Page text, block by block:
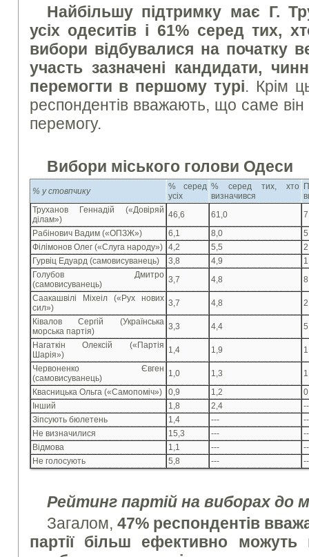
Найбільшу підтримку має Г.
усіх одеситів і 61% серед тих,
вибори відбувалися на початку
участь зазначені кандидати,
перемогти в першому турі. Крім
респондентів вважають, що саме
перемогу.
Вибори міського голови Одеси
% у стовпчику
% серед
усіх
% серед тих, хто
визначився
Труханов Геннадій («Довіряй
ділам»)
46,6 61,0
Рабінович Вадим («ОПЗЖ»)
6,1 8,0
Філімонов Олег («Слуга народу»)
4,2 5,5
Гурвіц Едуард (самовисуванець)
3,8 4,9
Голубов Дмитро
(самовисуванець)
3,7 4,8
Саакашвілі Міхеіл («Рух нових
сил»)
3,7 4,8
Ківалов Сергій (Українська
морська партія)
3,3 4,4
Нагаткін Олексій («Партія
Шарія»)
1,4 1,9
Червоненко Євген
(самовисуванець)
1,0 1,3
Квасницька Ольга («Самопоміч»)
0,9 1,2
Інший
1,8 2,4
Зіпсують бюлетень
1,4 ---
Не визначилися
15,3 ---
Відмова
1,1 ---
Не голосують
5,8 ---
Рейтинг партій на виборах до
Загалом, 47% респондентів
партії більш ефективно можуть